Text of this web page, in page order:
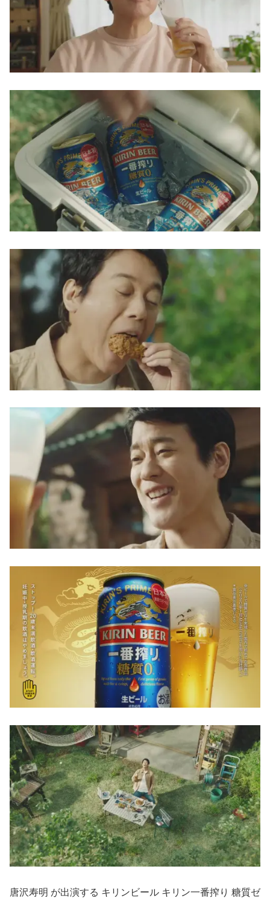
唐沢寿明 が出演する キリンビール キリン一番搾り 糖質ゼ